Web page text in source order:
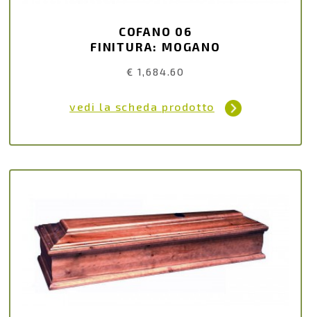
COFANO 06
FINITURA: MOGANO
€ 1,684.60
vedi la scheda prodotto